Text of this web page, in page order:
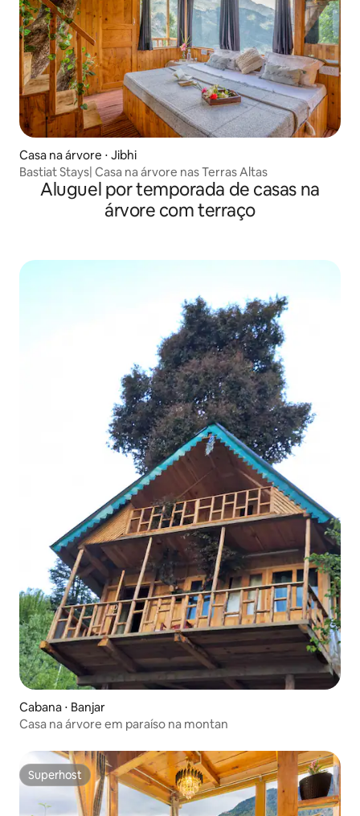
Casa na árvore ⋅ Jibhi
Bastiat Stays| Casa na árvore nas Terras Altas
Aluguel por temporada de casas na
árvore com terraço
Cabana ⋅ Banjar
Casa na árvore em paraíso na montan
Superhost
Superhost